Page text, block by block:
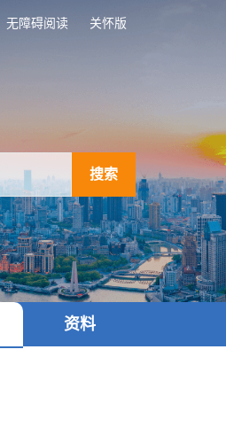
无障碍阅读 关怀版
搜索
资料